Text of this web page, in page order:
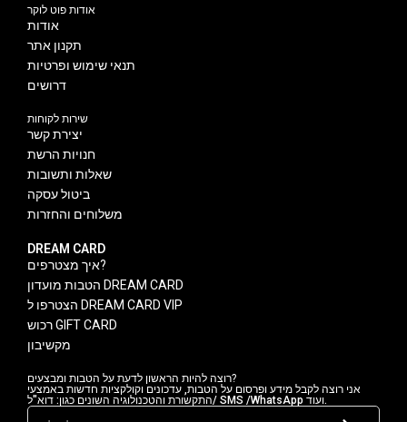
אודות פוט לוקר
אודות
תקנון אתר
תנאי שימוש ופרטיות
דרושים
שירות לקוחות
יצירת קשר
חנויות הרשת
שאלות ותשובות
ביטול עסקה
משלוחים והחזרות
DREAM CARD
איך מצטרפים?
הטבות מועדון DREAM CARD
הצטרפו ל DREAM CARD VIP
רכוש GIFT CARD
מקשיבון
רוצה להיות הראשון לדעת על הטבות ומבצעים?
אני רוצה לקבל מידע ופרסום על הטבות, עדכונים וקולקציות חדשות באמצעי
התקשורת והטכנולוגיה השונים כגון: דוא"ל/ SMS /WhatsApp ועוד.